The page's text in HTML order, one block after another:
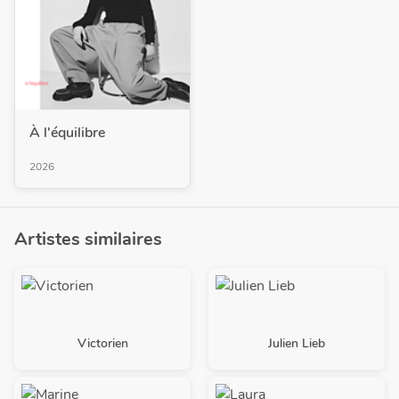
À l'équilibre
2026
Artistes similaires
Victorien Julien Lieb